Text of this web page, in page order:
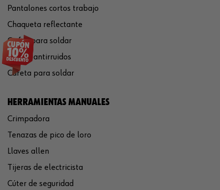
Pantalones cortos trabajo
Chaqueta reflectante
Gafas para soldar
Cascos antirruidos
Careta para soldar
HERRAMIENTAS MANUALES
Crimpadora
Tenazas de pico de loro
Llaves allen
Tijeras de electricista
Cúter de seguridad